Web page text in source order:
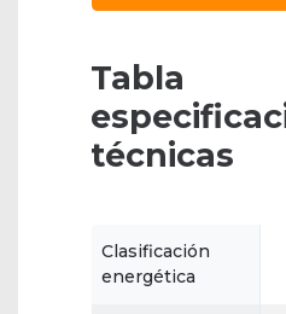
Tabla
técnicas
Clasificación
energética